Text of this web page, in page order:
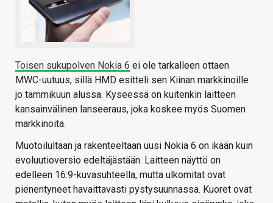
Toisen sukupolven Nokia 6 ei ole tarkalleen ottaen
MWC-uutuus, sillä HMD esitteli sen Kiinan markkinoille
jo tammikuun alussa. Kyseessä on kuitenkin laitteen
kansainvälinen lanseeraus, joka koskee myös Suomen
markkinoita.
Muotoilultaan ja rakenteeltaan uusi Nokia 6 on ikään kuin
evoluutioversio edeltäjästään. Laitteen näyttö on
edelleen 16:9-kuvasuhteella, mutta ulkomitat ovat
pienentyneet havaittavasti pystysuunnassa. Kuoret ovat